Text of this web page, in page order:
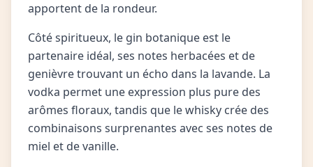
apportent de la rondeur.
Côté spiritueux, le gin botanique est le
partenaire idéal, ses notes herbacées et de
genièvre trouvant un écho dans la lavande. La
vodka permet une expression plus pure des
arômes floraux, tandis que le whisky crée des
combinaisons surprenantes avec ses notes de
miel et de vanille.